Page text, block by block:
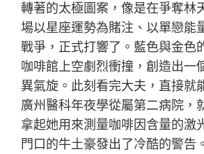
轉著的太極圖案，像是在爭奪林
場以星座運勢為賭注、以單戀能
戰爭，正式打響了。藍色與金色
咖啡館上空劇烈衝撞，創造出一
異氣旋。此刻看完大夫，直接就
廣州醫科年夜學從屬第二病院，
拿起她用來測量咖啡因含量的激
門口的牛土豪發出了冷酷的警告